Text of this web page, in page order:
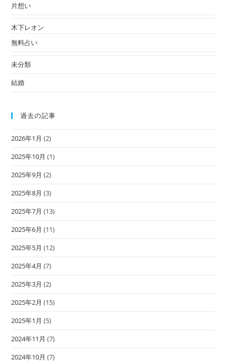
片想い
木下レオン
無料占い
未分類
結婚
過去の記事
2026年1月 (2)
2025年10月 (1)
2025年9月 (2)
2025年8月 (3)
2025年7月 (13)
2025年6月 (11)
2025年5月 (12)
2025年4月 (7)
2025年3月 (2)
2025年2月 (15)
2025年1月 (5)
2024年11月 (7)
2024年10月 (7)